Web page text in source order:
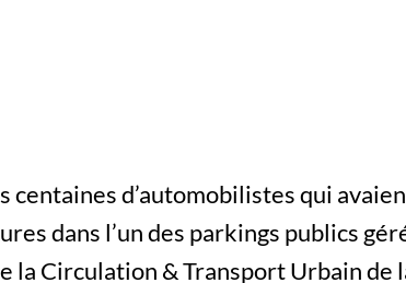
centaines d’automobilistes qui
dans l’un des parkings publics
la Circulation & Transport Urbain de